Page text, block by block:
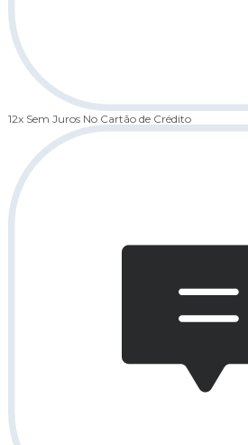
12x Sem Juros No Cartão de Crédito